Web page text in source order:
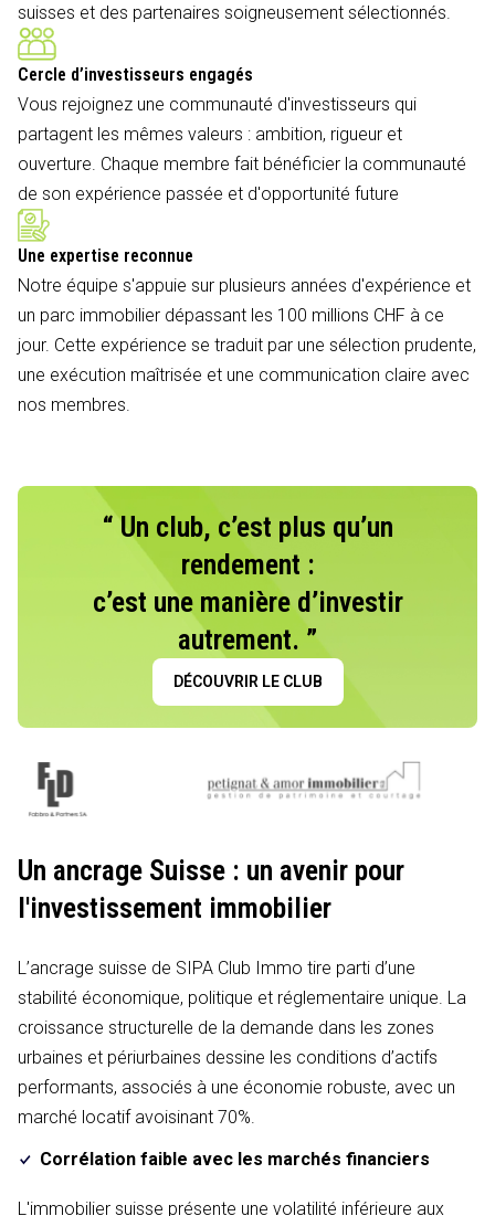
suisses et des partenaires soigneusement sélectionnés.
Cercle d’investisseurs engagés
Vous rejoignez une communauté d'investisseurs qui
partagent les mêmes valeurs : ambition, rigueur et
ouverture. Chaque membre fait bénéficier la communauté
de son expérience passée et d'opportunité future
Une expertise reconnue
Notre équipe s'appuie sur plusieurs années d'expérience et
un parc immobilier dépassant les 100 millions CHF à ce
jour. Cette expérience se traduit par une sélection prudente,
une exécution maîtrisée et une communication claire avec
nos membres.
“ Un club, c’est plus qu’un
rendement :
c’est une manière d’investir
autrement. ”
DÉCOUVRIR LE CLUB
Un ancrage Suisse : un avenir pour
l'investissement immobilier
L’ancrage suisse de SIPA Club Immo tire parti d’une
stabilité économique, politique et réglementaire unique. La
croissance structurelle de la demande dans les zones
urbaines et périurbaines dessine les conditions d’actifs
performants, associés à une économie robuste, avec un
marché locatif avoisinant 70%.
Corrélation faible avec les marchés financiers
L'immobilier suisse présente une volatilité inférieure aux